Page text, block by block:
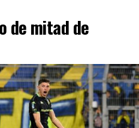
dolor la irreparable pérdida
Andrés Messi”.
del Fútbol Argentino ha
la realización de un minuto
a celebrarse en todas
y la utilización de un
plantel arbitral, jugadores
de mitad de